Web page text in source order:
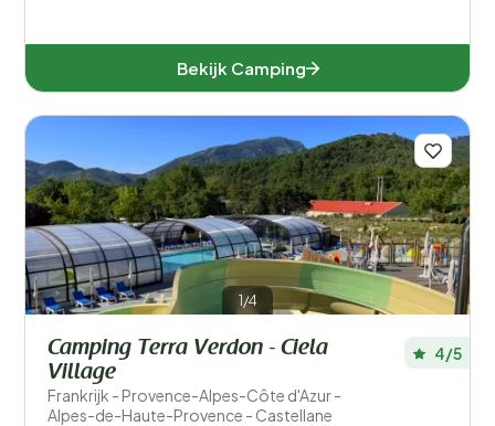
Bekijk Camping
1/4
Camping Terra Verdon - Ciela
Village
Frankrijk - Provence-Alpes-Côte d'Azur -
Alpes-de-Haute-Provence - Castellane
4/5